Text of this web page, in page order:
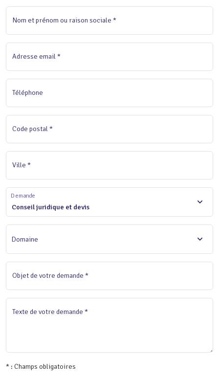
Nom et prénom ou raison sociale *
Adresse email *
Téléphone
Code postal *
Ville *
Conseil juridique et devis
Demande
Domaine
Objet de votre demande *
Texte de votre demande *
* : Champs obligatoires